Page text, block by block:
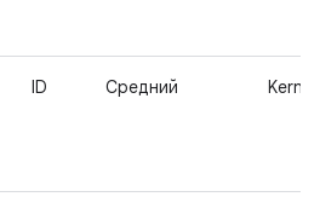
ID Средний Kernel